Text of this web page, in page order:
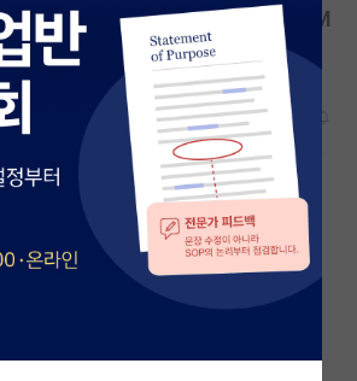
개랩)
대학교 (NTU)] 윤재홍 교수 연구실 M
사과정 모집 (Fall 2026)